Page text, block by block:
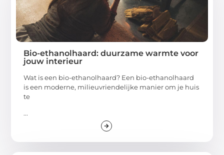
Bio-ethanolhaard: duurzame warmte voor
jouw interieur
Wat is een bio-ethanolhaard? Een bio-ethanolhaard
is een moderne, milieuvriendelijke manier om je huis
te
...